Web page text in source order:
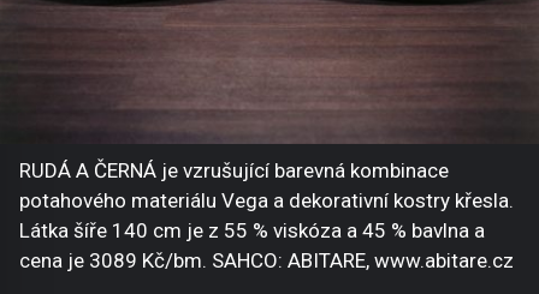
RUDÁ A ČERNÁ je vzrušující barevná kombinace
potahového materiálu Vega a dekorativní kostry křesla.
Látka šíře 140 cm je z 55 % viskóza a 45 % bavlna a
cena je 3089 Kč/bm. SAHCO: ABITARE, www.abitare.cz